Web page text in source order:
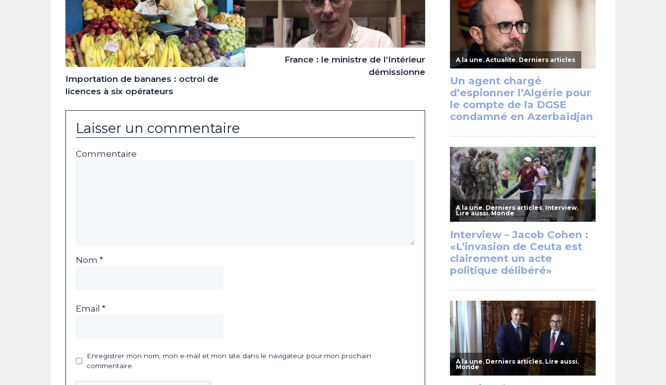
Importation de bananes : octroi de
licences à six opérateurs
France : le ministre de l’Intérieur
démissionne
Laisser un commentaire
Commentaire
Nom *
Email *
Enregistrer mon nom, mon e-mail et mon site dans le navigateur pour mon prochain
commentaire.